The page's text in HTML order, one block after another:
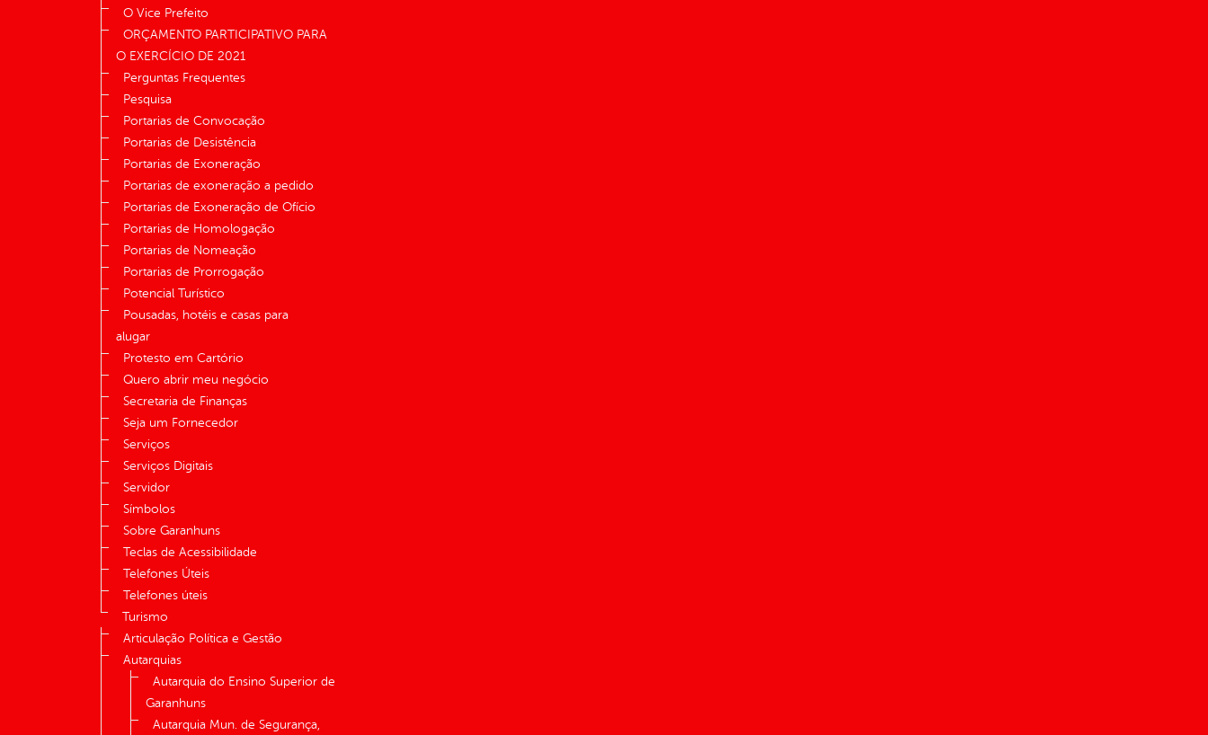
O Vice Prefeito
ORÇAMENTO PARTICIPATIVO PARA
O EXERCÍCIO DE 2021
Perguntas Frequentes
Pesquisa
Portarias de Convocação
Portarias de Desistência
Portarias de Exoneração
Portarias de exoneração a pedido
Portarias de Exoneração de Ofício
Portarias de Homologação
Portarias de Nomeação
Portarias de Prorrogação
Potencial Turístico
Pousadas, hotéis e casas para
alugar
Protesto em Cartório
Quero abrir meu negócio
Secretaria de Finanças
Seja um Fornecedor
Serviços
Serviços Digitais
Servidor
Símbolos
Sobre Garanhuns
Teclas de Acessibilidade
Telefones Úteis
Telefones úteis
Turismo
Articulação Política e Gestão
Autarquias
Autarquia do Ensino Superior de
Garanhuns
Autarquia Mun. de Segurança,